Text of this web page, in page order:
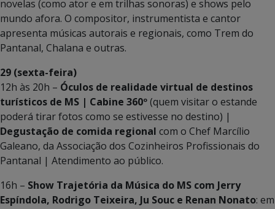
novelas (como ator e em trilhas sonoras) e shows pelo
mundo afora. O compositor, instrumentista e cantor
apresenta músicas autorais e regionais, como Trem do
Pantanal, Chalana e outras.
29 (sexta-feira)
12h às 20h – Óculos de realidade virtual de destinos
turísticos de MS | Cabine 360º(quem visitar o estande
poderá tirar fotos como se estivesse no destino) |
Degustação de comida regional com o Chef Marcílio
Galeano, da Associação dos Cozinheiros Profissionais do
Pantanal | Atendimento ao público.
16h – Show Trajetória da Música do MS com Jerry
Espíndola, Rodrigo Teixeira, Ju Souc e Renan Nonato: em